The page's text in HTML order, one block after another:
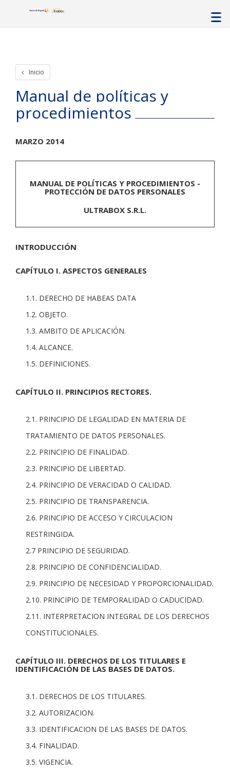
Inicio
Manual de políticas y
procedimientos
MARZO 2014
MANUAL DE POLÍTICAS Y PROCEDIMIENTOS -
PROTECCIÓN DE DATOS PERSONALES
ULTRABOX S.R.L.
INTRODUCCIÓN
CAPÍTULO I. ASPECTOS GENERALES
1.1. DERECHO DE HABEAS DATA
1.2. OBJETO.
1.3. AMBITO DE APLICACIÓN.
1.4. ALCANCE.
1.5. DEFINICIONES.
CAPÍTULO II. PRINCIPIOS RECTORES.
2.1. PRINCIPIO DE LEGALIDAD EN MATERIA DE
TRATAMIENTO DE DATOS PERSONALES.
2.2. PRINCIPIO DE FINALIDAD.
2.3. PRINCIPIO DE LIBERTAD.
2.4. PRINCIPIO DE VERACIDAD O CALIDAD.
2.5. PRINCIPIO DE TRANSPARENCIA.
2.6. PRINCIPIO DE ACCESO Y CIRCULACION
RESTRINGIDA.
2.7 PRINCIPIO DE SEGURIDAD.
2.8. PRINCIPIO DE CONFIDENCIALIDAD.
2.9. PRINCIPIO DE NECESIDAD Y PROPORCIONALIDAD.
2.10. PRINCIPIO DE TEMPORALIDAD O CADUCIDAD.
2.11. INTERPRETACION INTEGRAL DE LOS DERECHOS
CONSTITUCIONALES.
CAPÍTULO III. DERECHOS DE LOS TITULARES E
IDENTIFICACIÓN DE LAS BASES DE DATOS.
3.1. DERECHOS DE LOS TITULARES.
3.2. AUTORIZACION.
3.3. IDENTIFICACION DE LAS BASES DE DATOS.
3.4. FINALIDAD.
3.5. VIGENCIA.